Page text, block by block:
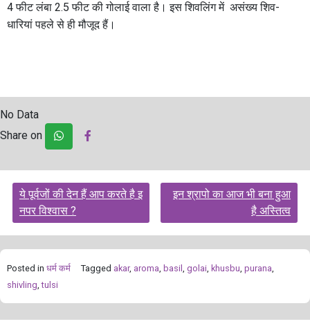
4 फीट लंबा 2.5 फीट की गोलाई वाला है। इस शिवलिंग में असंख्य शिव-
धारियां पहले से ही मौजूद हैं।
No Data
Share on
Post
navigation
ये पूर्वजों की देन हैं आप करते है इ
नपर विश्वास ?
इन श्रापो का आज भी बना हुआ
है अस्तित्व
Posted in धर्म कर्म Tagged akar, aroma, basil , golai, khusbu, purana,
shivling,tulsi